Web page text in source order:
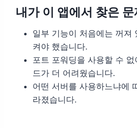
내가 이 앱에서 찾은
일부 기능이 처음에는 꺼져
켜야 했습니다.
포트 포워딩을 사용할 수
드가 더 어려웠습니다.
어떤 서버를 사용하느냐에
라졌습니다.